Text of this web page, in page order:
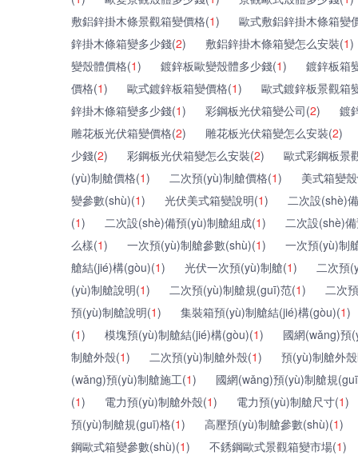
敷鋁鋅掛木條景觀箱變價格(1)
歐式敷鋁鋅掛木條箱變
鋅掛木條箱變多少錢(2) 敷鋁鋅掛木條箱變怎么安裝(1)
變殼體價格(1) 鍍鋅板歐變殼體多少錢(1)
鍍鋅板箱
價格(1) 歐式鍍鋅板箱變價格(1)
歐式鍍鋅板景觀箱
鋅掛木條箱變多少錢(1) 彩鋼板光伏箱變公司(2)
鍍
雕花板光伏箱變價格(2) 雕花板光伏箱變怎么安裝(2)
少錢(2) 彩鋼板光伏箱變怎么安裝(2)
歐式彩鋼板景
(yù)制艙價格(1) 二次預(yù)制艙價格(1)
美式箱變
變參數(shù)(1) 光伏美式箱變說明(1)
二次設(shè)
(1) 二次設(shè)備預(yù)制艙組成(1)
二次設(shè)
么樣(1) 一次預(yù)制艙參數(shù)(1)
一次預(yù)制
艙結(jié)構(gòu)(1) 光伏一次預(yù)制艙(1)
二次預
(yù)制艙說明(1) 二次預(yù)制艙規(guī)范(1)
二次
預(yù)制艙說明(1) 集裝箱預(yù)制艙結(jié)構(gòu)(1)
(1) 模塊預(yù)制艙結(jié)構(gòu)(1)
國網(wǎng)預
制艙外殼(1) 二次預(yù)制艙外殼(1)
預(yù)制艙外
(wǎng)預(yù)制艙施工(1)
國網(wǎng)預(yù)制艙規
(1) 電力預(yù)制艙外殼(1) 電力預(yù)制艙尺寸(1)
預(yù)制艙規(guī)格(1) 高壓預(yù)制艙參數(shù)(1)
鋼歐式箱變參數(shù)(1) 不銹鋼歐式景觀箱變市場(1)